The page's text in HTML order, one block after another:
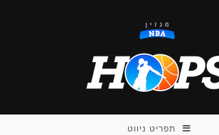
תפריט ניווט